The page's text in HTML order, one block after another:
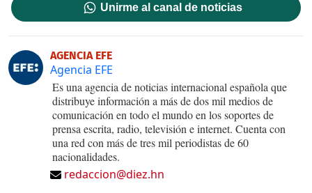
Unirme al canal de noticias
AGENCIA EFE
Agencia EFE
Es una agencia de noticias internacional española que
distribuye información a más de dos mil medios de
comunicación en todo el mundo en los soportes de
prensa escrita, radio, televisión e internet. Cuenta con
una red con más de tres mil periodistas de 60
nacionalidades.
redaccion@diez.hn